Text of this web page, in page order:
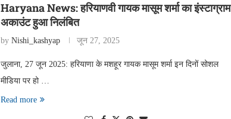
Haryana News: हरियाणवी गायक मासूम शर्मा का इंस्टाग्राम
अकाउंट हुआ निलंबित
by Nishi_kashyap जून 27, 2025
जुलाना, 27 जून 2025: हरियाणा के मशहूर गायक मासूम शर्मा इन दिनों सोशल
मीडिया पर हो …
Read more